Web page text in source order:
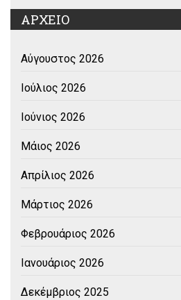
ΑΡΧΕΙΟ
Αύγουστος 2026
Ιούλιος 2026
Ιούνιος 2026
Μάιος 2026
Απρίλιος 2026
Μάρτιος 2026
Φεβρουάριος 2026
Ιανουάριος 2026
Δεκέμβριος 2025